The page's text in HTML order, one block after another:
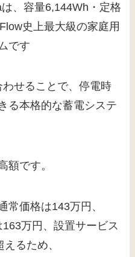
、容量6,144Wh・定格
史上最大級の家庭用
です
せることで、停電時
る本格的な蓄電システ
額です。
常価格は143万円、
万円、設置サービス
るため、